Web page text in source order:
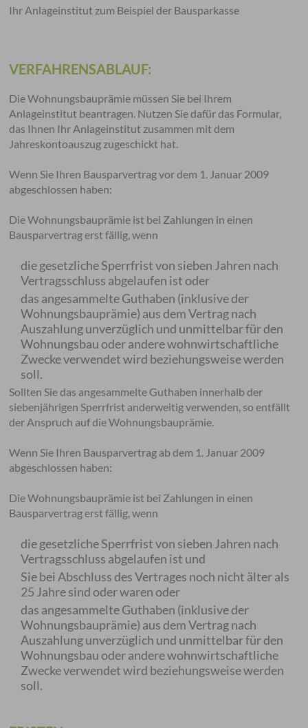
Ihr Anlageinstitut zum Beispiel der Bausparkasse
VERFAHRENSABLAUF:
Die Wohnungsbauprämie müssen Sie bei Ihrem
Anlageinstitut beantragen. Nutzen Sie dafür das Formular,
das Ihnen Ihr Anlageinstitut zusammen mit dem
Jahreskontoauszug zugeschickt hat.
Wenn Sie Ihren Bausparvertrag vor dem 1. Januar 2009
abgeschlossen haben:
Die Wohnungsbauprämie ist bei Zahlungen in einen
Bausparvertrag erst fällig, wenn
die gesetzliche Sperrfrist von sieben Jahren nach
Vertragsschluss abgelaufen ist oder
das angesammelte Guthaben (inklusive der
Wohnungsbauprämie) aus dem Vertrag nach
Auszahlung unverzüglich und unmittelbar für den
Wohnungsbau oder andere wohnwirtschaftliche
Zwecke verwendet wird beziehungsweise werden
soll.
Sollten Sie das angesammelte Guthaben innerhalb der
siebenjährigen Sperrfrist anderweitig verwenden, so entfällt
der Anspruch auf die Wohnungsbauprämie.
Wenn Sie Ihren Bausparvertrag ab dem 1. Januar 2009
abgeschlossen haben:
Die Wohnungsbauprämie ist bei Zahlungen in einen
Bausparvertrag erst fällig, wenn
die gesetzliche Sperrfrist von sieben Jahren nach
Vertragsschluss abgelaufen ist und
Sie bei Abschluss des Vertrages noch nicht älter als
25 Jahre sind oder waren oder
das angesammelte Guthaben (inklusive der
Wohnungsbauprämie) aus dem Vertrag nach
Auszahlung unverzüglich und unmittelbar für den
Wohnungsbau oder andere wohnwirtschaftliche
Zwecke verwendet wird beziehungsweise werden
soll.